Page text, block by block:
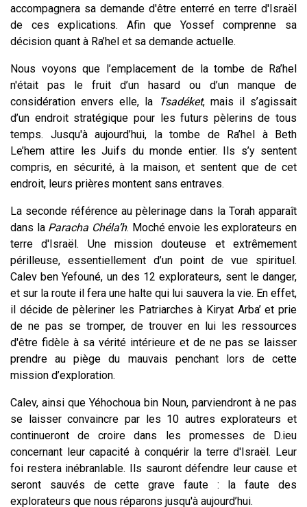
accompagnera sa demande d'être enterré en terre d'Israël
de ces explications. Afin que Yossef comprenne sa
décision quant à Ra’hel et sa demande actuelle.
Nous voyons que l’emplacement de la tombe de Ra’hel
n'était pas le fruit d’un hasard ou d’un manque de
considération envers elle, la
Tsadéket, mais il s’agissait
d’un endroit stratégique pour les futurs pèlerins de tous
temps. Jusqu'à aujourd’hui, la tombe de Ra’hel à Beth
Le’hem attire les Juifs du monde entier. Ils s’y sentent
compris, en sécurité, à la maison, et sentent que de cet
endroit, leurs prières montent sans entraves.
La seconde référence au pèlerinage dans la Torah apparaît
dans la Paracha Chéla’h. Moché envoie les explorateurs en
terre d'Israël. Une mission douteuse et extrêmement
périlleuse, essentiellement d’un point de vue spirituel.
Calev ben Yefouné, un des 12 explorateurs, sent le danger,
et sur la route il fera une halte qui lui sauvera la vie. En effet,
il décide de pèleriner les Patriarches à Kiryat Arba’ et prie
de ne pas se tromper, de trouver en lui les ressources
d'être fidèle à sa vérité intérieure et de ne pas se laisser
prendre au piège du mauvais penchant lors de cette
mission d’exploration.
Calev, ainsi que Yéhochoua bin Noun, parviendront à ne pas
se laisser convaincre par les 10 autres explorateurs et
continueront de croire dans les promesses de D.ieu
concernant leur capacité à conquérir la terre d'Israël. Leur
foi restera inébranlable. Ils sauront défendre leur cause et
seront sauvés de cette grave faute : la faute des
explorateurs que nous réparons jusqu'à aujourd’hui.